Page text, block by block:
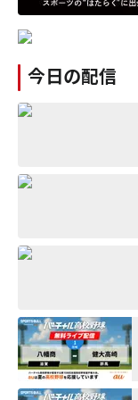
今日の配信